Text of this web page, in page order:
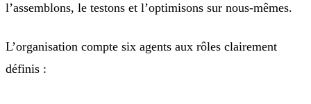
l’assemblons, le testons et l’optimisons sur nous-mêmes.
L’organisation compte six agents aux rôles clairement
définis :